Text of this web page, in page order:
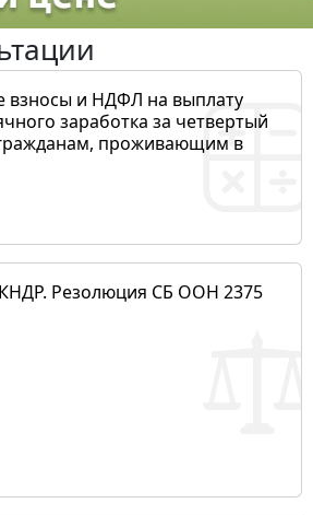
взносы и НДФЛ на выплату
заработка за четвертый
проживающим в
Резолюция СБ ООН 2375